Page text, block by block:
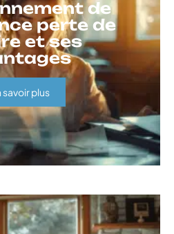
de
perte de
et ses
savoir plus